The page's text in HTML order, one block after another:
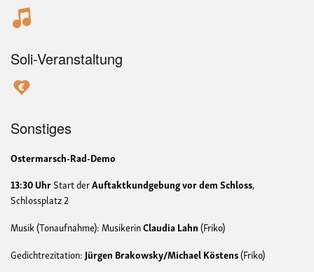
Soli-Veranstaltung
Sonstiges
Ostermarsch-Rad-Demo
13:30 UhrStart derAuftaktkundgebung vor dem Schloss,
Schlossplatz 2
Musik (Tonaufnahme): MusikerinClaudia Lahn(Friko)
Gedichtrezitation: Jürgen Brakowsky/Michael Köstens(Friko)